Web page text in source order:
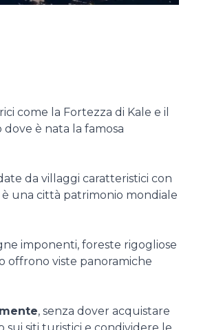
come la Fortezza di Kale e il
è nata la famosa
da villaggi caratteristici con
è una città patrimonio mondiale
imponenti, foreste rigogliose
offrono viste panoramiche
, senza dover acquistare